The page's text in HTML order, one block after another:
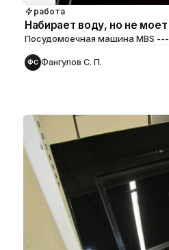
работа
Набирает воду, но не моет
Посудомоечная машина MBS ---
ФС Фангулов С. П.